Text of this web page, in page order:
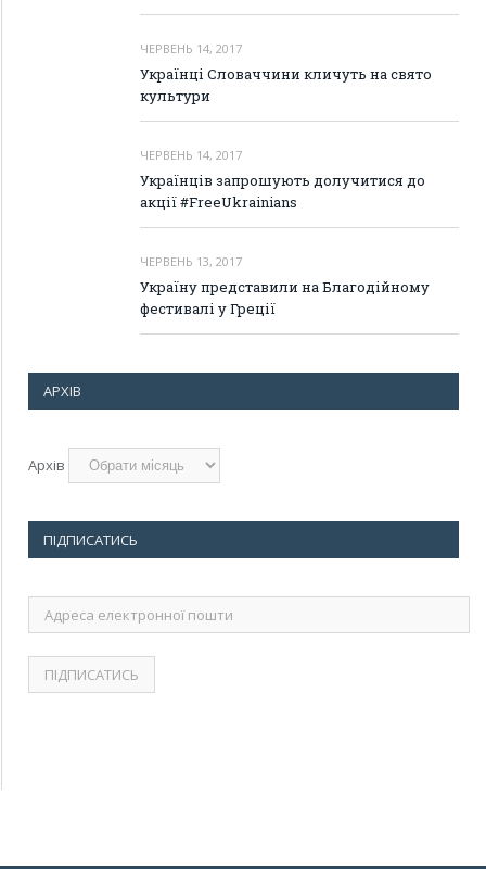
ЧЕРВЕНЬ 14, 2017
Українці Словаччини кличуть на свято
культури
ЧЕРВЕНЬ 14, 2017
Українців запрошують долучитися до
акції #FreeUkrainians
ЧЕРВЕНЬ 13, 2017
Україну представили на Благодійному
фестивалі у Греції
АРХІВ
Архів
ПІДПИСАТИСЬ
Адреса
електронної